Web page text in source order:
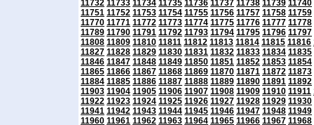
11732 11733 11734 11735 11736 11737 11738 11739 11740
11751 11752 11753 11754 11755 11756 11757 11758 11759
11770 11771 11772 11773 11774 11775 11776 11777 11778
11789 11790 11791 11792 11793 11794 11795 11796 11797
11808 11809 11810 11811 11812 11813 11814 11815 11816
11827 11828 11829 11830 11831 11832 11833 11834 11835
11846 11847 11848 11849 11850 11851 11852 11853 11854
11865 11866 11867 11868 11869 11870 11871 11872 11873
11884 11885 11886 11887 11888 11889 11890 11891 11892
11903 11904 11905 11906 11907 11908 11909 11910 11911
11922 11923 11924 11925 11926 11927 11928 11929 11930
11941 11942 11943 11944 11945 11946 11947 11948 11949
11960 11961 11962 11963 11964 11965 11966 11967 11968